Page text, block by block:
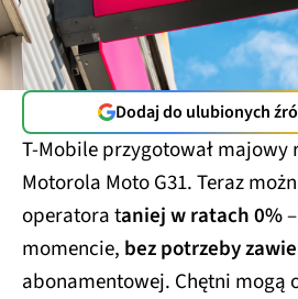
Dodaj do ulubionych
T-Mobile przygotował majowy
Motorola Moto G31. Teraz
operatora taniej w ratach 0%
momencie, bez potrzeby
abonamentowej. Chętni mogą